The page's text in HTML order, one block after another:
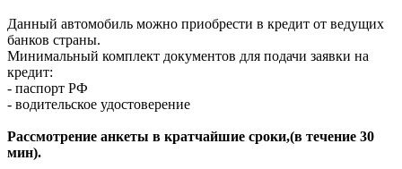
Данный автомобиль можно приобрести в кредит от ведущих
банков страны.
Минимальный комплект документов для подачи заявки на
кредит:
- паспорт РФ
- водительское удостоверение
Рассмотрение анкеты в кратчайшие сроки,(в течение 30
мин).